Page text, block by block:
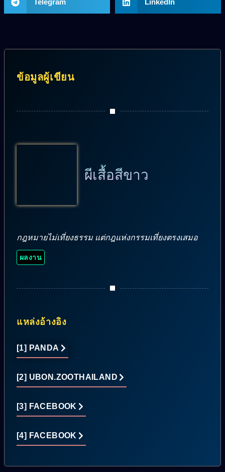
Telegram LinkedIn
ข้อมูลผู้เขียน
ผีเสื้อสีขาว
กฎหมายไม่เที่ยงธรรม แต่กฎแห่งกรรมเที่ยงตรงเสมอ
ผลงาน
แหล่งอ้างอิง
[1] PANDA
[2] UBON.ZOOTHAILAND
[3] FACEBOOK
[4] FACEBOOK